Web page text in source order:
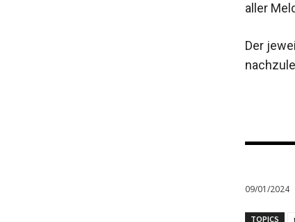
aller
Der
09/01/2024
TOPICS